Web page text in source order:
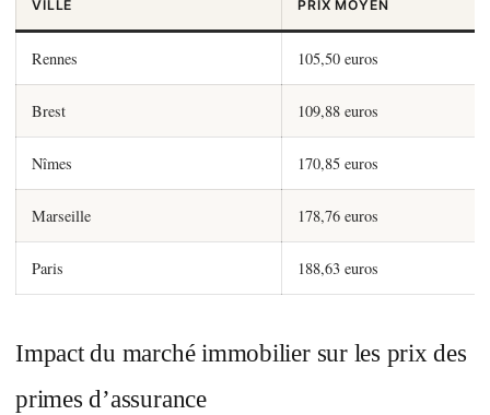
VILLE PRIX MOYEN
Rennes 105,50 euros
Brest 109,88 euros
Nîmes 170,85 euros
Marseille 178,76 euros
Paris 188,63 euros
Impact du marché immobilier sur les prix des
primes d’assurance